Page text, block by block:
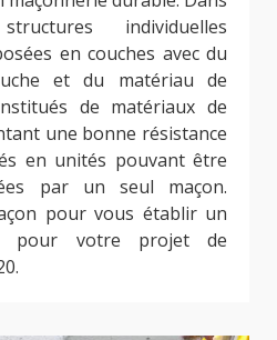
individuelles
en couches avec du
et du matériau de
de matériaux de
une bonne résistance
en unités pouvant être
par un seul maçon.
pour vous établir un
pour votre projet de